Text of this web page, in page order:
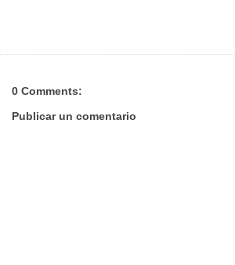
0 Comments:
Publicar un comentario